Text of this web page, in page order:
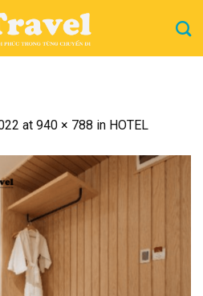
at 940 × 788 in HOTEL